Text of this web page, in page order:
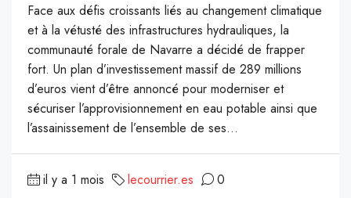
Face aux défis croissants liés au changement climatique
et à la vétusté des infrastructures hydrauliques, la
communauté forale de Navarre a décidé de frapper
fort. Un plan d’investissement massif de 289 millions
d’euros vient d’être annoncé pour moderniser et
sécuriser l’approvisionnement en eau potable ainsi que
l’assainissement de l’ensemble de ses...
il y a 1 mois lecourrier.es 0